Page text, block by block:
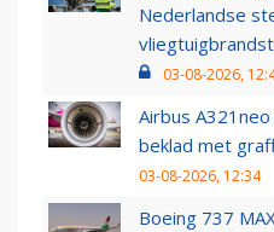
Nederlandse
03-08-2026,
Airbus
beklad met
03-08-2026, 12:34
Boeing 737